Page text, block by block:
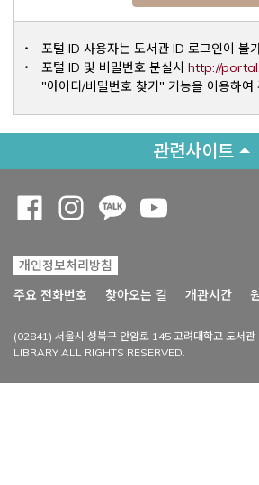
포털 ID 사용자는 도서관 ID 로그인이 불
포털 ID 및 비밀번호 분실시 http://
"아이디/비밀번호 찾기" 기능을 이용하여
관련사이트
개인정보처리방침
주요 전화번호
찾아오는 길 개관시간
(02841) 서울시 성북구 안암로 145 고려대학교 도서
LIBRARY ALL RIGHTS RESERVED.
Opens a new window
Opens a new window
Opens a new